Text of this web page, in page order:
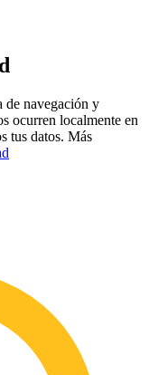
de navegación y
ocurren localmente en
tus datos. Más